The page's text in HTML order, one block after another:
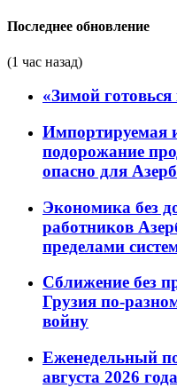
Последнее обновление
(1 час назад)
«Зимой
Импортируемая
подорожание
опасно для
Экономика без
работников
пределами
Сближение без
Грузия по-
войну
Еженедельный
августа 2026 года